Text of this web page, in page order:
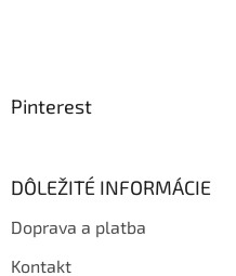
Pinterest
DÔLEŽITÉ INFORMÁCIE
Doprava a platba
Kontakt